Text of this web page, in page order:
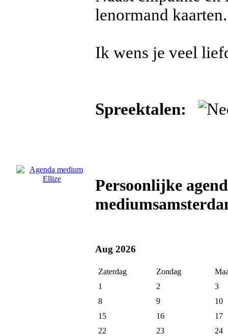
lenormand kaarten.
Ik wens je veel
Spreektalen:
Persoonlijke
Aug 2026
Zaterdag Zondag
1
2
3
8
9
10
15
16
17
22
23
24